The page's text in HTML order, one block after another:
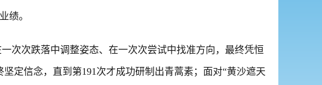
绩。
次次跌落中调整姿态、在一次次尝试中找准方向，最终凭恒
定信念，直到第191次才成功研制出青蒿素；面对“黄沙遮天